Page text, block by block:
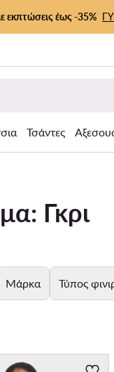
εκπτώσεις έως -35%
Τσάντες
Γκρι
Μάρκα Τύπος